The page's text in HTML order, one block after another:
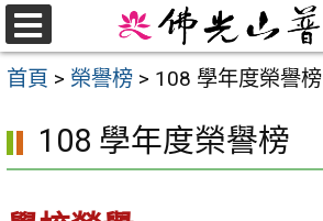
跳
至
主
區
首頁 > 榮譽榜 > 108 學年度榮譽榜
108 學年度榮譽榜
選
單